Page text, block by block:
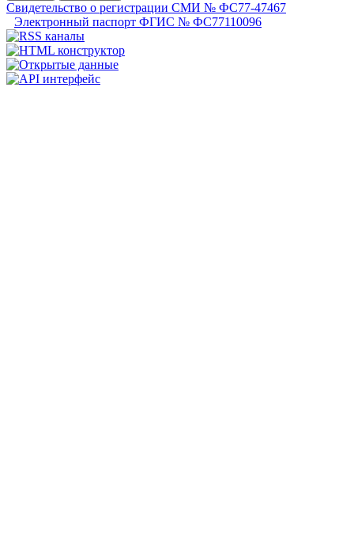
Свидетельство о регистрации СМИ № ФС77-47467
Электронный паспорт ФГИС № ФС77110096